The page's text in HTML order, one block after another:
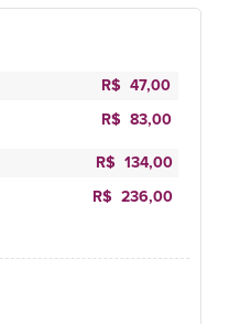
R$ 47,00
R$ 83,00
R$ 134,00
R$ 236,00